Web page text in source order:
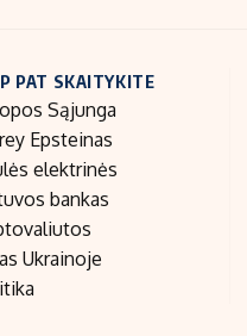
PAT SKAITYKITE
Sąjunga
Epsteinas
elektrinės
bankas
Ukrainoje